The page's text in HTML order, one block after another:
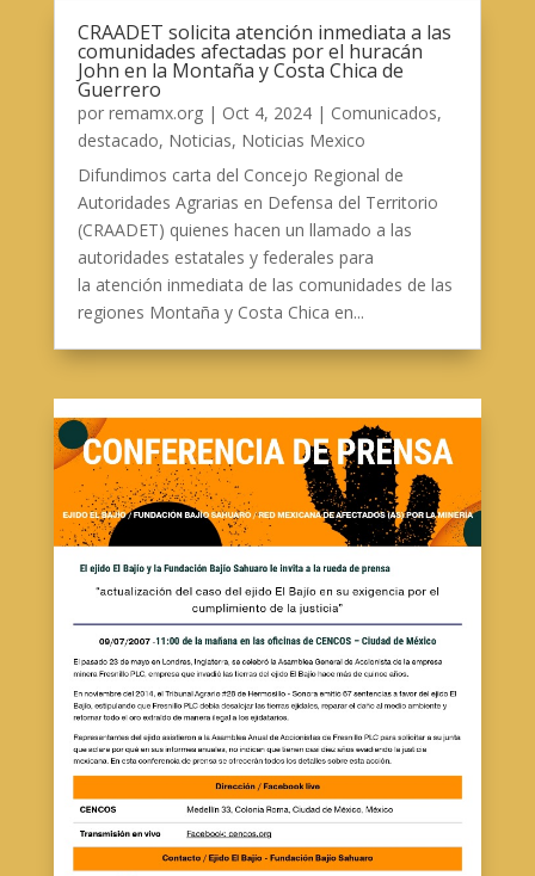
CRAADET solicita atención inmediata a las
comunidades afectadas por el huracán
John en la Montaña y Costa Chica de
Guerrero
por remamx.org| Oct 4, 2024| Comunicados,
destacado, Noticias, Noticias Mexico
Difundimos carta del Concejo Regional de
Autoridades Agrarias en Defensa del Territorio
(CRAADET) quienes hacen un llamado a las
autoridades estatales y federales para
la atención inmediata de las comunidades de las
regiones Montaña y Costa Chica en...